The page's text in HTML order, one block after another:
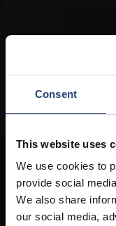
Consent
This website uses
We use cookies to
provide social
We also share
our social media,